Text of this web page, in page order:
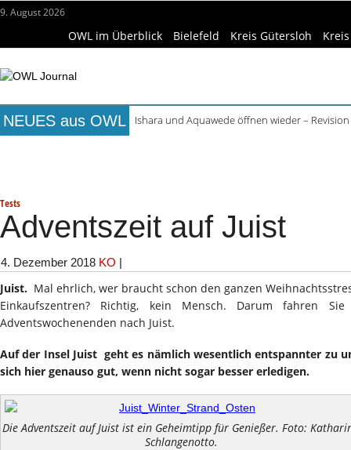
9. August 2026
OWL im Überblick Bielefeld Kreis Gütersloh
NEUES aus OWL
Ishara und Aquawede öffnen wieder –
Tests
Adventszeit auf Juist
4. Dezember 2018 KO |
Juist. Mal ehrlich, wer braucht schon den ganzen
Einkaufszentren? Richtig, kein Mensch. Darum fahren
Adventswochenenden nach Juist.
Auf der Insel Juist geht es nämlich wesentlich entspannter zu
sich hier genauso gut, wenn nicht sogar besser erledigen.
Die Adventszeit auf Juist ist ein Geheimtipp für Genießer. Foto:
Schlangenotto.